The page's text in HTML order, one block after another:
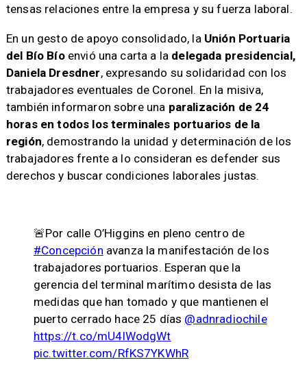
tensas relaciones entre la empresa y su fuerza laboral.
En un gesto de apoyo consolidado, la Unión Portuaria
del Bío Bíoenvió una carta a la delegada presidencial,
Daniela Dresdner, expresando su solidaridad con los
trabajadores eventuales de Coronel. En la misiva,
también informaron sobre una paralización de 24
horas en todos los terminales portuarios de la
región, demostrando la unidad y determinación de los
trabajadores frente a lo consideran es defender sus
derechos y buscar condiciones laborales justas.
🚨Por calle O’Higgins en pleno centro de
#Concepción avanza la manifestación de los
trabajadores portuarios. Esperan que la
gerencia del terminal marítimo desista de las
medidas que han tomado y que mantienen el
puerto cerrado hace 25 días @adnradiochile
https://t.co/mU4lWodgWt
pic.twitter.com/RfKS7YKWhR